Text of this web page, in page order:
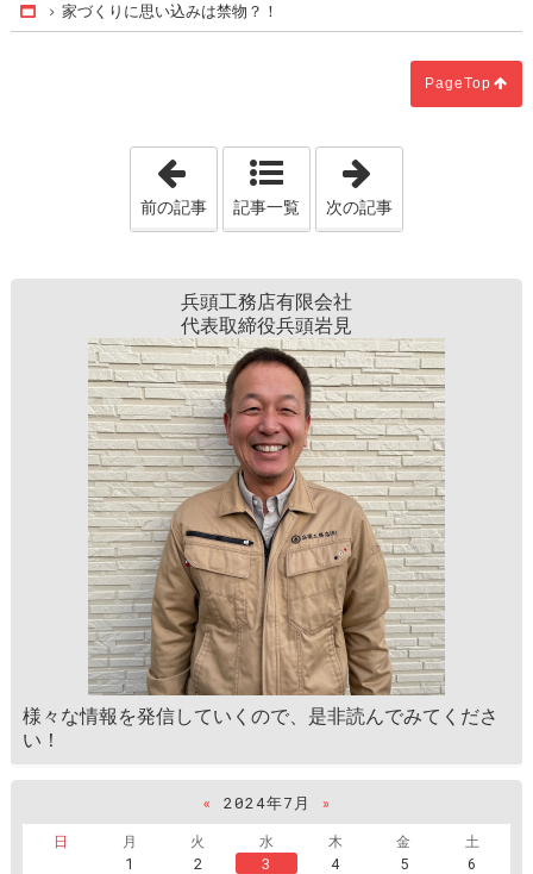
Home
家づくりに思い込みは禁物？！
PageTop
「ダイニングテーブルは、見かけよりず
前の記事 記事一覧 次の記事
兵頭工務店有限会社
代表取締役兵頭岩見
様々な情報を発信していくので、是非読んでみてくださ
い！
« 2024年7月
»
日
月 火 水 木 金
土
1
2 3 4 5
6